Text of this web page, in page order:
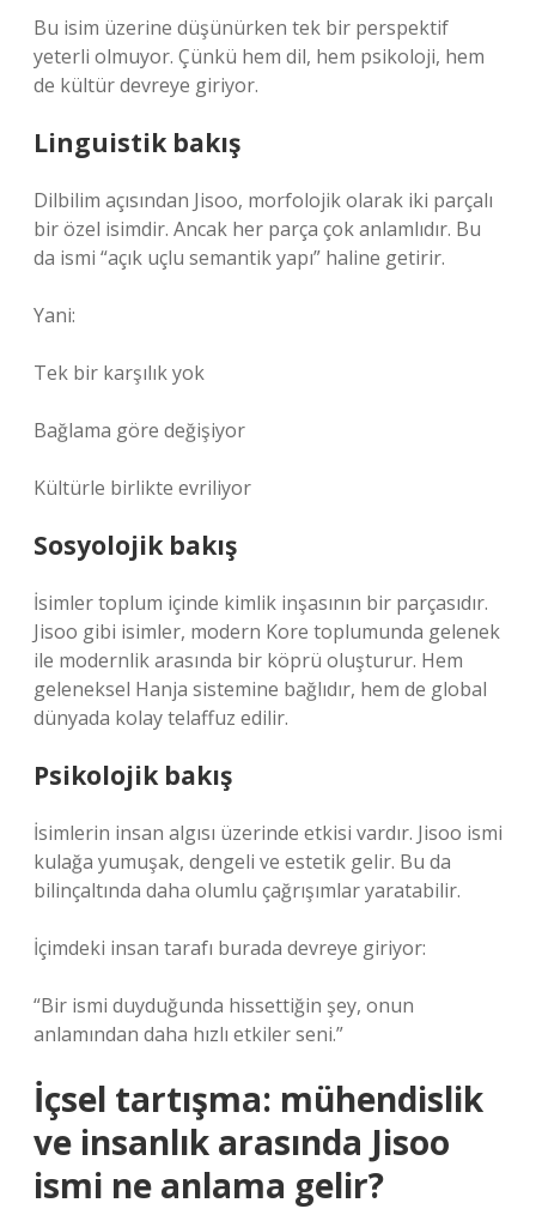
Bu isim üzerine düşünürken tek bir perspektif
yeterli olmuyor. Çünkü hem dil, hem psikoloji, hem
de kültür devreye giriyor.
Linguistik bakış
Dilbilim açısından Jisoo, morfolojik olarak iki parçalı
bir özel isimdir. Ancak her parça çok anlamlıdır. Bu
da ismi “açık uçlu semantik yapı” haline getirir.
Yani:
Tek bir karşılık yok
Bağlama göre değişiyor
Kültürle birlikte evriliyor
Sosyolojik bakış
İsimler toplum içinde kimlik inşasının bir parçasıdır.
Jisoo gibi isimler, modern Kore toplumunda gelenek
ile modernlik arasında bir köprü oluşturur. Hem
geleneksel Hanja sistemine bağlıdır, hem de global
dünyada kolay telaffuz edilir.
Psikolojik bakış
İsimlerin insan algısı üzerinde etkisi vardır. Jisoo ismi
kulağa yumuşak, dengeli ve estetik gelir. Bu da
bilinçaltında daha olumlu çağrışımlar yaratabilir.
İçimdeki insan tarafı burada devreye giriyor:
“Bir ismi duyduğunda hissettiğin şey, onun
anlamından daha hızlı etkiler seni.”
İçsel tartışma: mühendislik
ve insanlık arasında Jisoo
ismi ne anlama gelir?